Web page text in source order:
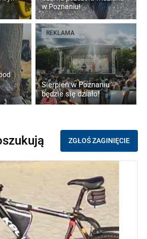
w Poznaniu!
REKLAMA
Sierpień w Poznaniu -
będzie się działo!
ZGŁOŚ ZAGINIĘCIE